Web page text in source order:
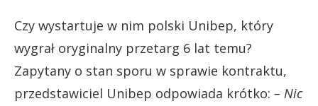
Czy wystartuje w nim polski Unibep, który
wygrał oryginalny przetarg 6 lat temu?
Zapytany o stan sporu w sprawie kontraktu,
przedstawiciel Unibep odpowiada krótko: – Nic